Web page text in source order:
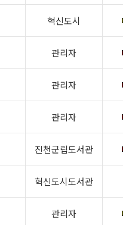
혁신도시
관리자
관리자
관리자
진천군립도서관
혁신도시도서관
관리자